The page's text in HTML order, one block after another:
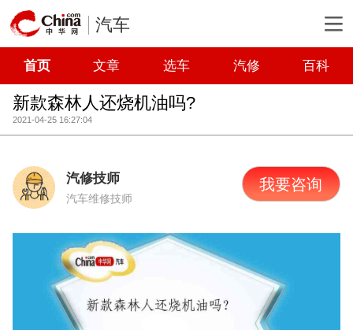
汽车
首页 文章 选车 汽修 百科
新款森林人还烧机油吗?
2021-04-25 16:27:04
汽修技师
汽车维修技师
我要咨询